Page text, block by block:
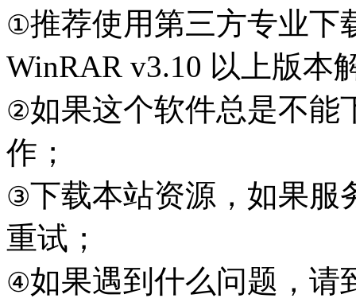
①推荐使用第三方专业下
WinRAR v3.10 以上版本
②如果这个软件总是不能
作；
③下载本站资源，如果服
重试；
④如果遇到什么问题，请